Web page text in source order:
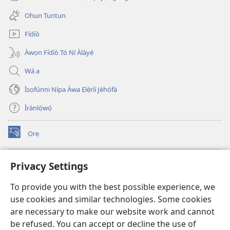
Privacy Settings
To provide you with the best possible experience, we
use cookies and similar technologies. Some cookies
are necessary to make our website work and cannot
be refused. You can accept or decline the use of
window)
new
window)
Ohun Tuntun
Fídíò
Àwọn Fídíò Tó Ní Àlàyé
Wá a
Ìsọfúnni Nípa Àwa Ẹlẹ́rìí Jèhófà
Ìrànlọ́wọ́
Ọrẹ
(opens
new
ÀKÁ ÌWÉ ORÍ ÍŃTÁNẸ́Ẹ̀TÌ TI Watchtower™
(opens
window)JW Hub
(opens
new
window)JW Library